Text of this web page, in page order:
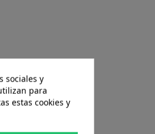
sociales y
para
estas cookies y